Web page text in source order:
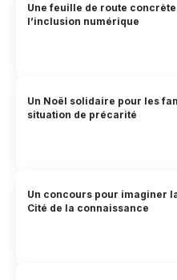
Une feuille de route
l’inclusion numérique
Un Noël solidaire pour les
situation de précarité
Un concours pour imaginer
Cité de la connaissance